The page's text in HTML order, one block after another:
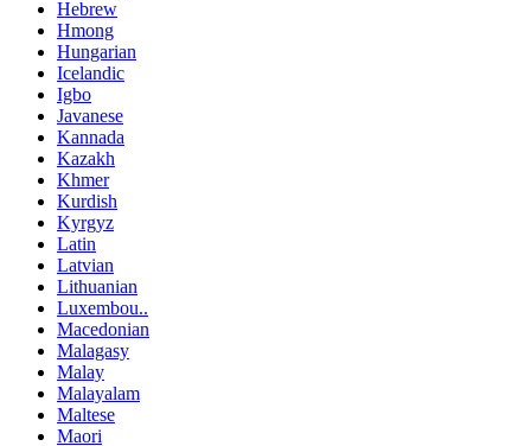
Hebrew
Hmong
Hungarian
Icelandic
Igbo
Javanese
Kannada
Kazakh
Khmer
Kurdish
Kyrgyz
Latin
Latvian
Lithuanian
Luxembou..
Macedonian
Malagasy
Malay
Malayalam
Maltese
Maori